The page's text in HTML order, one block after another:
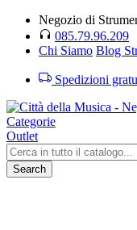
Negozio di
085.79.96.209
Chi Siamo Blog
Spedizioni
Categorie
Outlet
Search